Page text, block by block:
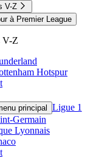
V-Z
à Premier League
V-Z
Hotspur
principal
Ligue 1
Germain
Lyonnais